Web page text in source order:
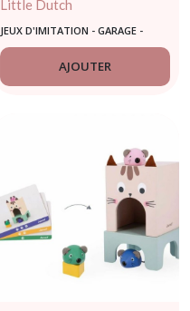
Little Dutch
JEUX D'IMITATION - GARAGE -
OUTILLAGE
AJOUTER